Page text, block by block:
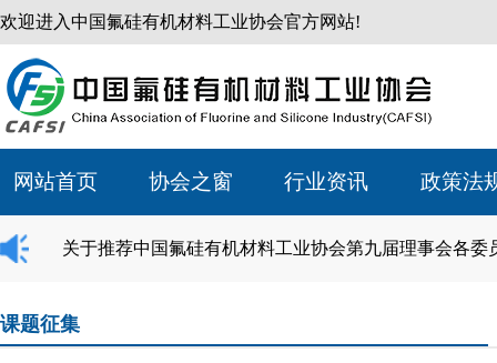
欢迎进入中国氟硅有机材料工业协会官方网站!
网站首页 协会之窗 行业资讯 政策法
关于推荐中国氟硅有机材料工业协会第九届理事会各委
课题征集